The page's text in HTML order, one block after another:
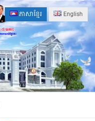
ភាសាខ្មែរ English